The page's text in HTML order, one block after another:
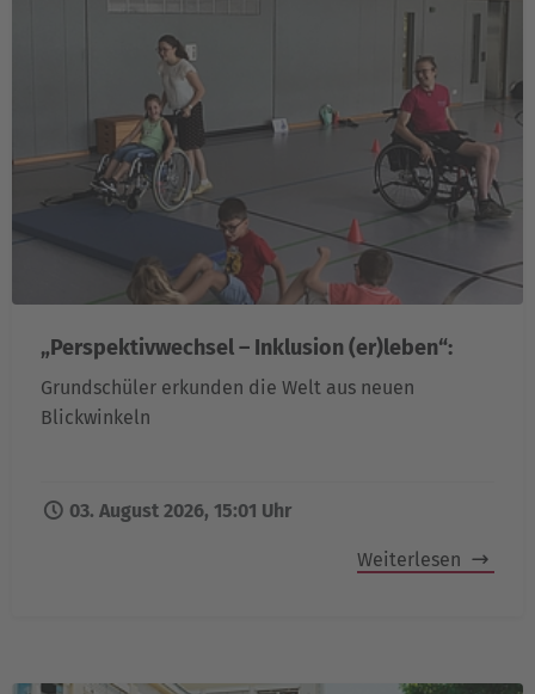
„Perspektivwechsel – Inklusion (er)leben“:
Grundschüler erkunden die Welt aus neuen
Blickwinkeln
03. August 2026, 15:01 Uhr
Weiterlesen